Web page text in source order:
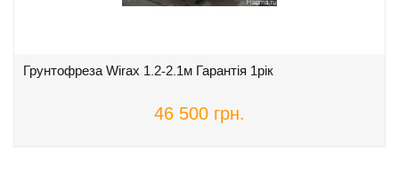
Грунтофреза Wirax 1.2-2.1м Гарантія 1рік
46 500 грн.